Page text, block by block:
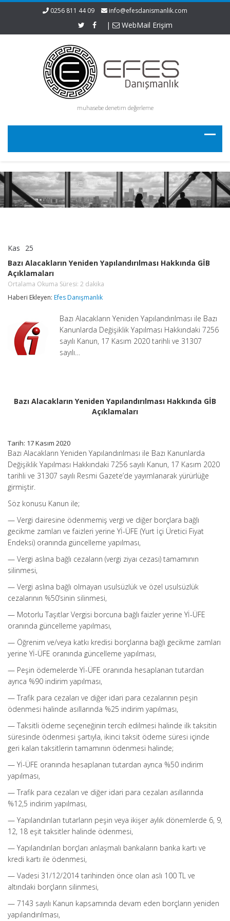
0256 811 44 09 info@efesdanismanlik.com
| WebMail Erişim
muhasebe denetim değerleme
Kas 25
Yeniden
Yapılandırılması
Hakkında
Açıklamaları
Okuma
Süresi:
dakika
Bazı Alacakların Yeniden Yapılandırılması Hakkında GİB
Açıklamaları
Ortalama Okuma Süresi: 2 dakika
Haberi Ekleyen: Efes Danışmanlık
Bazı Alacakların Yeniden Yapılandırılması ile Bazı
Kanunlarda Değişiklik Yapılması Hakkındaki 7256
sayılı Kanun, 17 Kasım 2020 tarihli ve 31307
sayılı…
Bazı Alacakların Yeniden Yapılandırılması Hakkında GİB
Açıklamaları
Tarih: 17 Kasım 2020
Bazı Alacakların Yeniden Yapılandırılması ile Bazı Kanunlarda
Değişiklik Yapılması Hakkındaki 7256 sayılı Kanun, 17 Kasım 2020
tarihli ve 31307 sayılı Resmi Gazete’de yayımlanarak yürürlüğe
girmiştir.
Söz konusu Kanun ile;
— Vergi dairesine ödenmemiş vergi ve diğer borçlara bağlı
gecikme zamları ve faizleri yerine Yİ-ÜFE (Yurt İçi Üretici Fiyat
Endeksi) oranında güncelleme yapılması,
— Vergi aslına bağlı cezaların (vergi ziyaı cezası) tamamının
silinmesi,
— Vergi aslına bağlı olmayan usulsüzlük ve özel usulsüzlük
cezalarının %50’sinin silinmesi,
— Motorlu Taşıtlar Vergisi borcuna bağlı faizler yerine Yİ-ÜFE
oranında güncelleme yapılması,
— Öğrenim ve/veya katkı kredisi borçlarına bağlı gecikme zamları
yerine Yİ-ÜFE oranında güncelleme yapılması,
— Peşin ödemelerde Yİ-ÜFE oranında hesaplanan tutardan
ayrıca %90 indirim yapılması,
— Trafik para cezaları ve diğer idari para cezalarının peşin
ödenmesi halinde asıllarında %25 indirim yapılması,
— Taksitli ödeme seçeneğinin tercih edilmesi halinde ilk taksitin
süresinde ödenmesi şartıyla, ikinci taksit ödeme süresi içinde
geri kalan taksitlerin tamamının ödenmesi halinde;
— Yİ-ÜFE oranında hesaplanan tutardan ayrıca %50 indirim
yapılması,
— Trafik para cezaları ve diğer idari para cezaları asıllarında
%12,5 indirim yapılması,
— Yapılandırılan tutarların peşin veya ikişer aylık dönemlerde 6, 9,
12, 18 eşit taksitler halinde ödenmesi,
— Yapılandırılan borçları anlaşmalı bankaların banka kartı ve
kredi kartı ile ödenmesi,
— Vadesi 31/12/2014 tarihinden önce olan aslı 100 TL ve
altındaki borçların silinmesi,
— 7143 sayılı Kanun kapsamında devam eden borçların yeniden
yapılandırılması,